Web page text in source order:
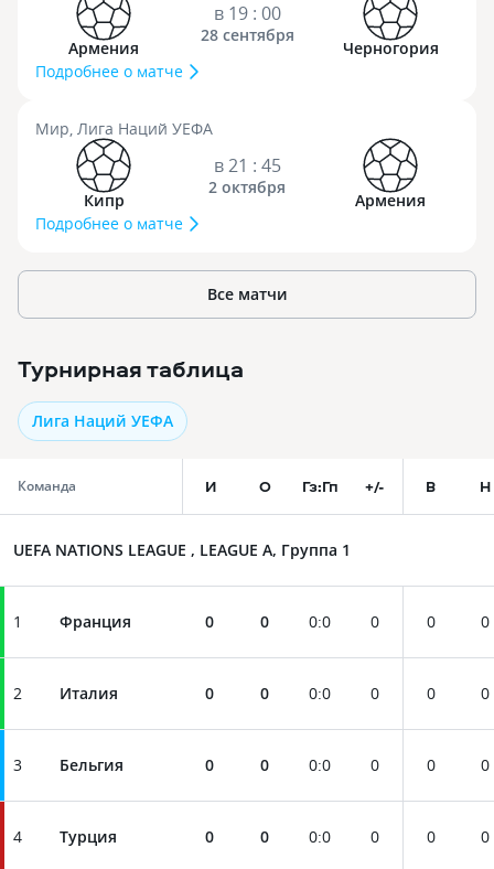
Армения
в 19 : 00
28 сентября
Черногория
Подробнее о матче
Мир, Лига Наций УЕФА
Кипр
в 21 : 45
2 октября
Армения
Подробнее о матче
Все матчи
Турнирная таблица
Лига Наций УЕФА
Команда И О Гз:Гп +/- В Н
UEFA NATIONS LEAGUE , LEAGUE A, Группа 1
1 Франция 0 0 0:0 0 0 0
2 Италия 0 0 0:0 0 0 0
3 Бельгия 0 0 0:0 0 0 0
4 Турция 0 0 0:0 0 0 0